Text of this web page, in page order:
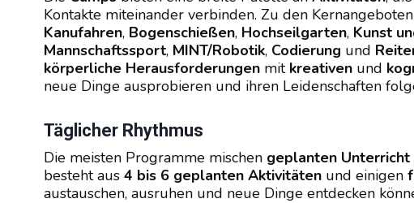
Kontakte miteinander verbinden. Zu den
Kanufahren, Bogenschießen, Hochseilgarten, Kunst
Mannschaftssport, MINT/Robotik, Codierung und
körperliche Herausforderungen mit kreativen und
neue Dinge ausprobieren und ihren Leidenschaften
Täglicher Rhythmus
Die meisten Programme mischen geplanten Unterricht
besteht aus 4 bis 6 geplanten Aktivitäten und einigen
austauschen, ausruhen und neue Dinge entdecken